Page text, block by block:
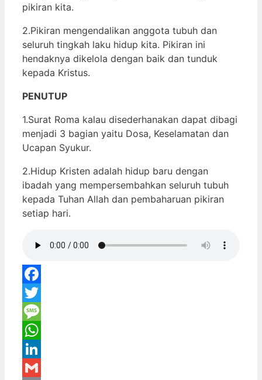
pikiran kita.
2.Pikiran mengendalikan anggota tubuh dan
seluruh tingkah laku hidup kita. Pikiran ini
hendaknya dikelola dengan baik dan tunduk
kepada Kristus.
PENUTUP
1.Surat Roma kalau disederhanakan dapat dibagi
menjadi 3 bagian yaitu Dosa, Keselamatan dan
Ucapan Syukur.
2.Hidup Kristen adalah hidup baru dengan
ibadah yang mempersembahkan seluruh tubuh
kepada Tuhan Allah dan pembaharuan pikiran
setiap hari.
Facebook
Twitter
Message
WhatsApp
LinkedIn